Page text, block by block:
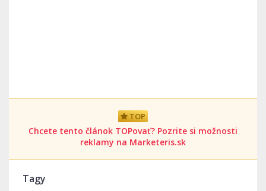
TOP
Chcete tento článok TOPovať? Pozrite si možnosti
reklamy na Marketeris.sk
Tagy